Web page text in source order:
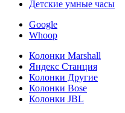
Детские умные часы
Google
Whoop
Колонки Marshall
Яндекс Станция
Колонки Другие
Колонки Bose
Колонки JBL